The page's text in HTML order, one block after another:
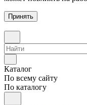
Принять
Каталог
По всему сайту
По каталогу